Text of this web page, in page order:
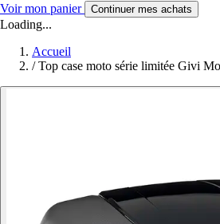
Voir mon panier Continuer mes achats
Loading...
Accueil
/ Top case moto série limitée Givi